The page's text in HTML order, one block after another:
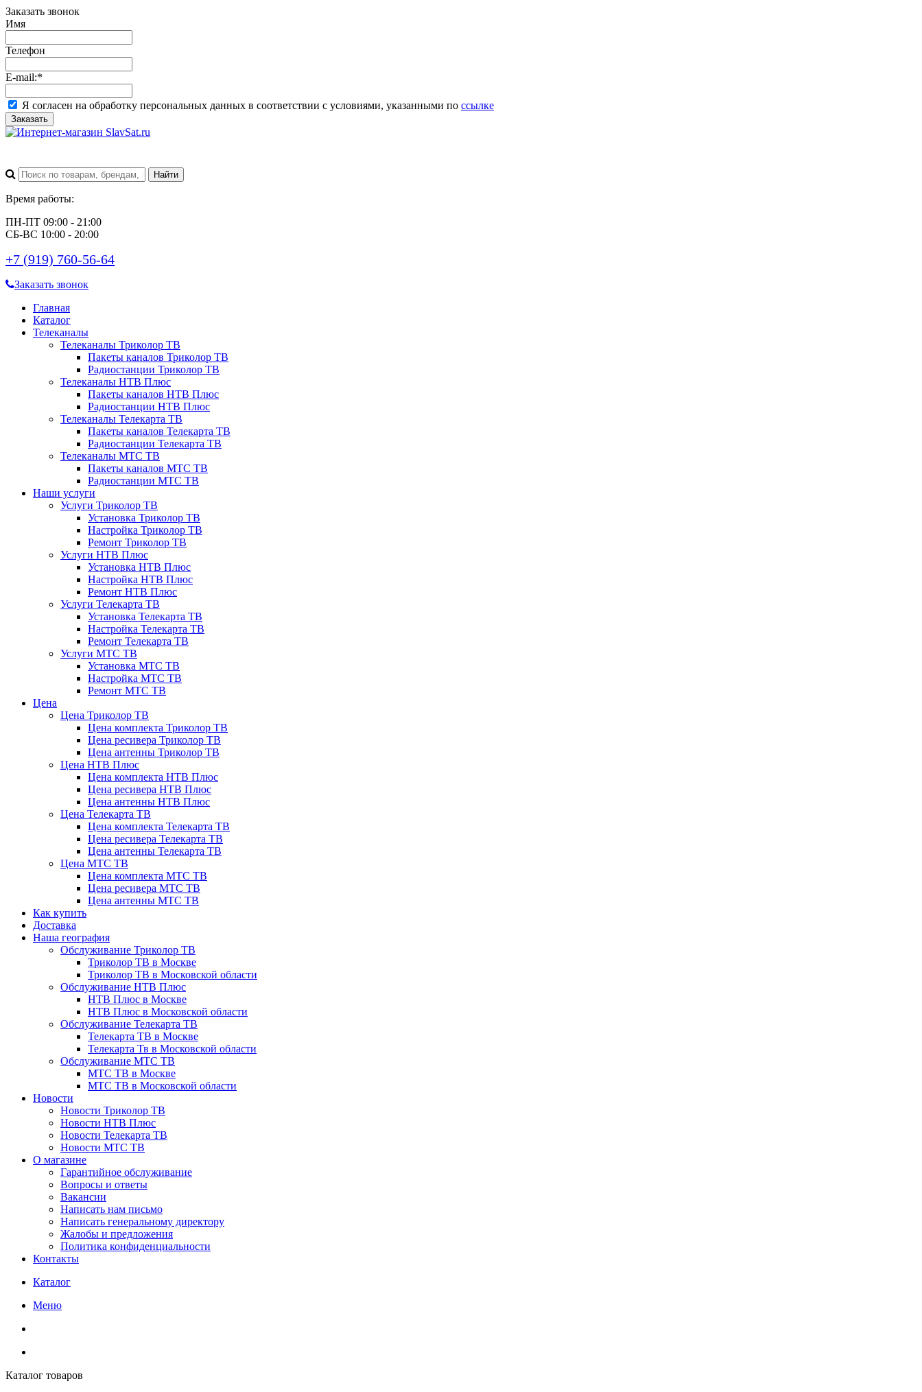
Заказать звонок
Имя
Телефон
E-mail:*
Я согласен на обработку персональных данных в соответствии с условиями, указанными по ссылке
Заказать
Время работы:
ПН-ПТ 09:00 - 21:00
СБ-ВС 10:00 - 20:00
+7 (919) 760-56-64
Заказать звонок
Главная
Каталог
Телеканалы
Телеканалы Триколор ТВ
Пакеты каналов Триколор ТВ
Радиостанции Триколор ТВ
Телеканалы НТВ Плюс
Пакеты каналов НТВ Плюс
Радиостанции НТВ Плюс
Телеканалы Телекарта ТВ
Пакеты каналов Телекарта ТВ
Радиостанции Телекарта ТВ
Телеканалы МТС ТВ
Пакеты каналов МТС ТВ
Радиостанции МТС ТВ
Наши услуги
Услуги Триколор ТВ
Установка Триколор ТВ
Настройка Триколор ТВ
Ремонт Триколор ТВ
Услуги НТВ Плюс
Установка НТВ Плюс
Настройка НТВ Плюс
Ремонт НТВ Плюс
Услуги Телекарта ТВ
Установка Телекарта ТВ
Настройка Телекарта ТВ
Ремонт Телекарта ТВ
Услуги МТС ТВ
Установка МТС ТВ
Настройка МТС ТВ
Ремонт МТС ТВ
Цена
Цена Триколор ТВ
Цена комплекта Триколор ТВ
Цена ресивера Триколор ТВ
Цена антенны Триколор ТВ
Цена НТВ Плюс
Цена комплекта НТВ Плюс
Цена ресивера НТВ Плюс
Цена антенны НТВ Плюс
Цена Телекарта ТВ
Цена комплекта Телекарта ТВ
Цена ресивера Телекарта ТВ
Цена антенны Телекарта ТВ
Цена МТС ТВ
Цена комплекта МТС ТВ
Цена ресивера МТС ТВ
Цена антенны МТС ТВ
Как купить
Доставка
Наша география
Обслуживание Триколор ТВ
Триколор ТВ в Москве
Триколор ТВ в Московской области
Обслуживание НТВ Плюс
НТВ Плюс в Москве
НТВ Плюс в Московской области
Обслуживание Телекарта ТВ
Телекарта ТВ в Москве
Телекарта Тв в Московской области
Обслуживание МТС ТВ
МТС ТВ в Москве
МТС ТВ в Московской области
Новости
Новости Триколор ТВ
Новости НТВ Плюс
Новости Телекарта ТВ
Новости МТС ТВ
О магазине
Гарантийное обслуживание
Вопросы и ответы
Вакансии
Написать нам письмо
Написать генеральному директору
Жалобы и предложения
Политика конфиденциальности
Контакты
Каталог
Меню
Каталог товаров